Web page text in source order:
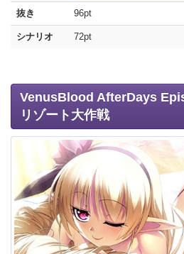
抜き 96pt
シナリオ 72pt
VenusBlood AfterDays
リゾート大作戦